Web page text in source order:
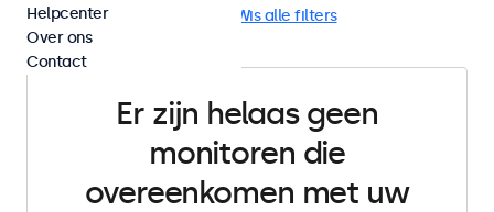
VESA 75 x 75 Wis alle filters
Er zijn helaas geen
monitoren die
overeenkomen met uw
Helpcenter
Over ons
Contact